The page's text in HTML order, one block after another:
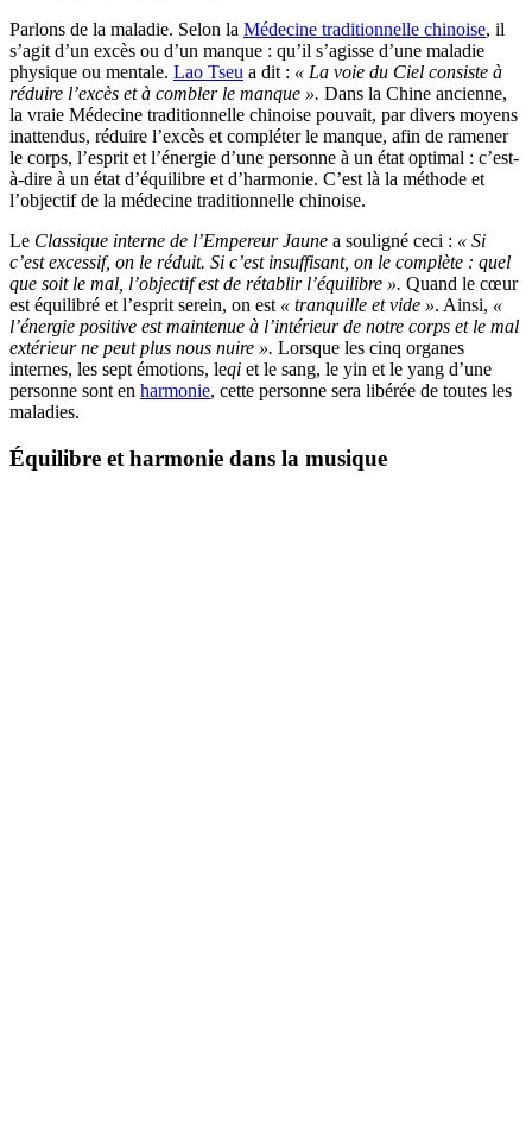
Parlons de la maladie. Selon la Médecine traditionnelle chinoise, il
s’agit d’un excès ou d’un manque : qu’il s’agisse d’une maladie
physique ou mentale. Lao Tseu a dit : « La voie du Ciel consiste à
réduire l’excès et à combler le manque ». Dans la Chine ancienne,
la vraie Médecine traditionnelle chinoise pouvait, par divers moyens
inattendus, réduire l’excès et compléter le manque, afin de ramener
le corps, l’esprit et l’énergie d’une personne à un état optimal : c’est-
à-dire à un état d’équilibre et d’harmonie. C’est là la méthode et
l’objectif de la médecine traditionnelle chinoise.
Le Classique interne de l’Empereur Jaune a souligné ceci : « Si
c’est excessif, on le réduit. Si c’est insuffisant, on le complète : quel
que soit le mal, l’objectif est de rétablir l’équilibre ». Quand le cœur
est équilibré et l’esprit serein, on est « tranquille et vide ». Ainsi, «
l’énergie positive est maintenue à l’intérieur de notre corps et le mal
extérieur ne peut plus nous nuire ». Lorsque les cinq organes
internes, les sept émotions, leqi et le sang, le yin et le yang d’une
personne sont en harmonie, cette personne sera libérée de toutes les
maladies.
Équilibre et harmonie dans la musique